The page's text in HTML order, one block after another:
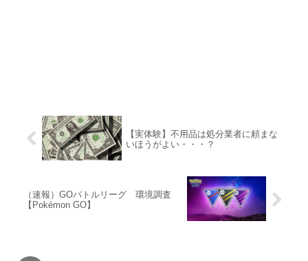
【実体験】不用品は処分業者に頼まな
いほうがよい・・・？
（速報）GOバトルリーグ 環境調査
【Pokémon GO】